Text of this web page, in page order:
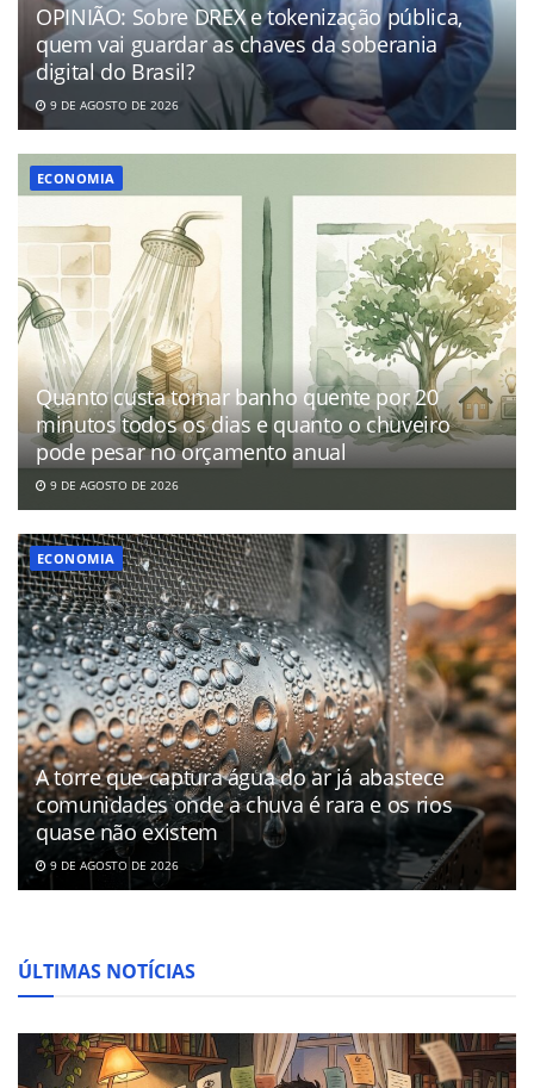
OPINIÃO: Sobre DREX e tokenização pública,
quem vai guardar as chaves da soberania
digital do Brasil?
9 DE AGOSTO DE 2026
ECONOMIA
Quanto custa tomar banho quente por 20
minutos todos os dias e quanto o chuveiro
pode pesar no orçamento anual
9 DE AGOSTO DE 2026
ECONOMIA
A torre que captura água do ar já abastece
comunidades onde a chuva é rara e os rios
quase não existem
9 DE AGOSTO DE 2026
ÚLTIMAS NOTÍCIAS